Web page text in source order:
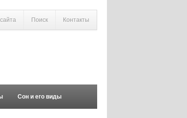
Поиск Контакты
Сон и его виды